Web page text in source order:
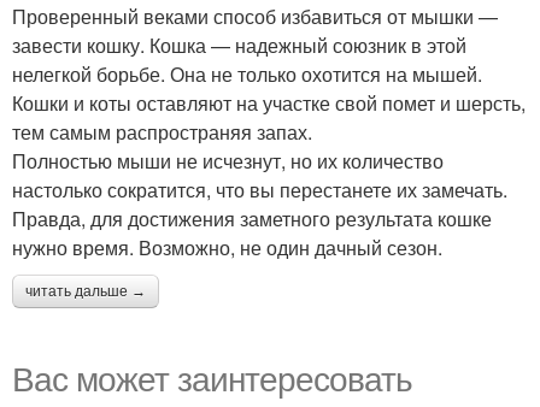
Проверенный веками способ избавиться от мышки —
завести кошку. Кошка — надежный союзник в этой
нелегкой борьбе. Она не только охотится на мышей.
Кошки и коты оставляют на участке свой помет и шерсть,
тем самым распространяя запах.
Полностью мыши не исчезнут, но их количество
настолько сократится, что вы перестанете их замечать.
Правда, для достижения заметного результата кошке
нужно время. Возможно, не один дачный сезон.
читать дальше →
Вас может заинтересовать